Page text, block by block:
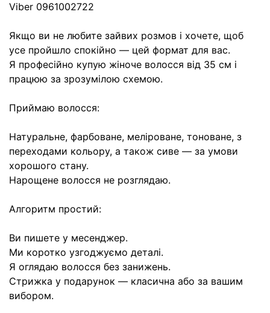
Viber 0961002722
Якщо ви не любите зайвих розмов і хочете, щоб
усе пройшло спокійно — цей формат для вас.
Я професійно купую жіноче волосся від 35 см і
працюю за зрозумілою схемою.
Приймаю волосся:
Натуральне, фарбоване, меліроване, тоноване, з
переходами кольору, а також сиве — за умови
хорошого стану.
Нарощене волосся не розглядаю.
Алгоритм простий:
Ви пишете у месенджер.
Ми коротко узгоджуємо деталі.
Я оглядаю волосся без занижень.
Стрижка у подарунок — класична або за вашим
вибором.